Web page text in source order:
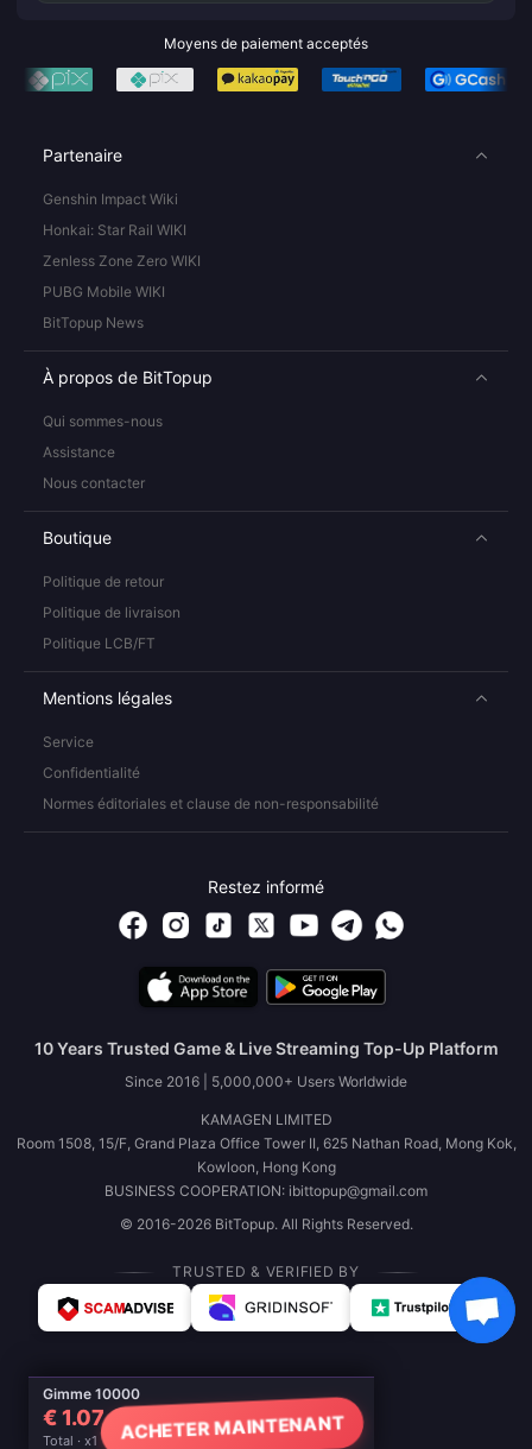
Gimme 10000
€ 1.07
Total · x1
ACHETER MAINTENANT
Moyens de paiement acceptés
Partenaire
Genshin Impact Wiki
Honkai: Star Rail WIKI
Zenless Zone Zero WIKI
PUBG Mobile WIKI
BitTopup News
À propos de BitTopup
Qui sommes-nous
Assistance
Nous contacter
Boutique
Politique de retour
Politique de livraison
Politique LCB/FT
Mentions légales
Service
Confidentialité
Normes éditoriales et clause de non-responsabilité
Restez informé
10 Years Trusted Game & Live Streaming Top-Up Platform
Since 2016 | 5,000,000+ Users Worldwide
KAMAGEN LIMITED
Room 1508, 15/F, Grand Plaza Office Tower II, 625 Nathan Road, Mong Kok,
Kowloon, Hong Kong
BUSINESS COOPERATION: ibittopup@gmail.com
© 2016-2026 BitTopup. All Rights Reserved.
TRUSTED & VERIFIED BY